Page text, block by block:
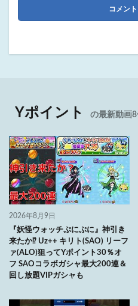
Yポイント の最新動画
2026年8月9日
『妖怪ウォッチぷにぷに』神引き
来たか⁉ Uz++ キリト(SAO) リーフ
ァ(ALO)狙ってYポイント30％オ
フ SAOコラボガシャ最大200連＆
回し放題VIPガシャも